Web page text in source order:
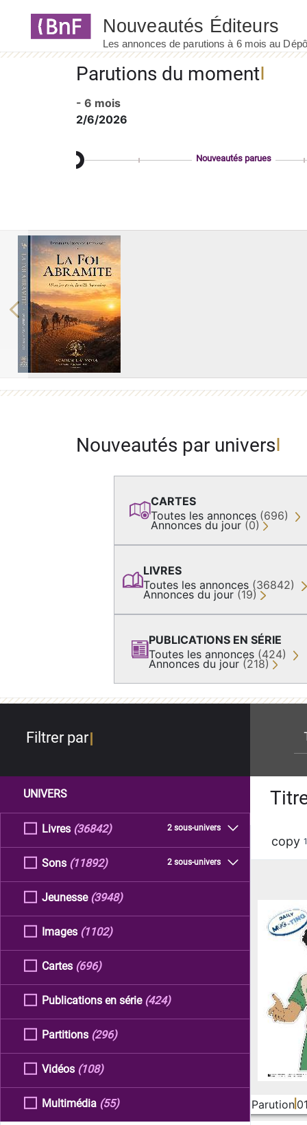
Parutions du moment
- 6 mois
2/6/2026
Nouveautés parues
Previous
Nouveautés par univers
CARTES
Toutes les annonces (696)
Annonces du jour (0)
LIVRES
Toutes les annonces (36842)
Annonces du jour (19)
PUBLICATIONS EN SÉRIE
Toutes les annonces (424)
Annonces du jour (218)
Filtrer par
UNIVERS
Livres 2 sous-univers
(36842)
Sons 2 sous-univers
(11892)
Jeunesse (3948)
Images (1102)
Cartes (696)
Publications en série (424)
Partitions (296)
Vidéos (108)
Multimédia (55)
copy
Parution